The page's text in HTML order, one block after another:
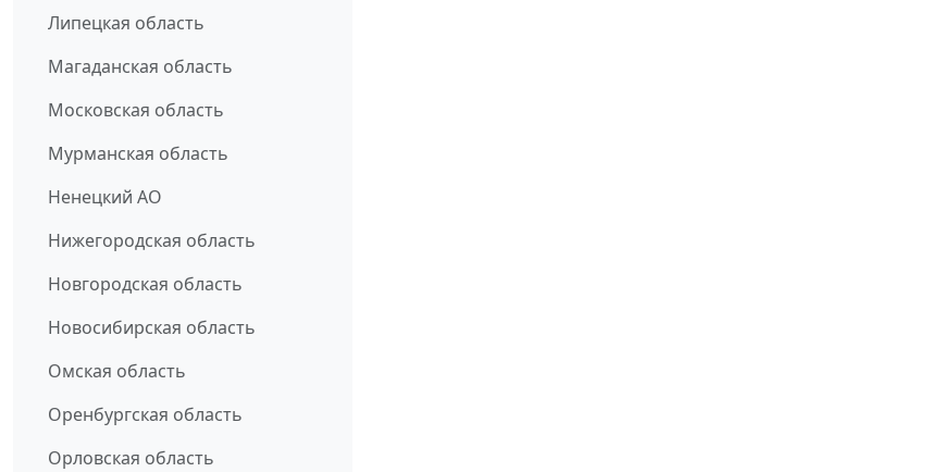
Липецкая область
Магаданская область
Московская область
Мурманская область
Ненецкий АО
Нижегородская область
Новгородская область
Новосибирская область
Омская область
Оренбургская область
Орловская область